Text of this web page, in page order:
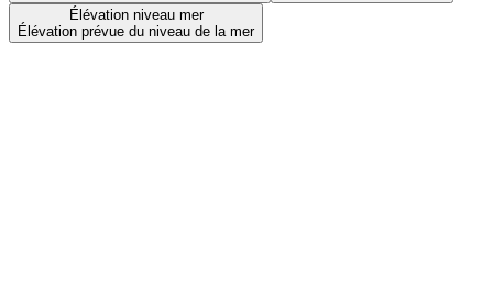
Élévation niveau mer
Élévation prévue du niveau de la mer